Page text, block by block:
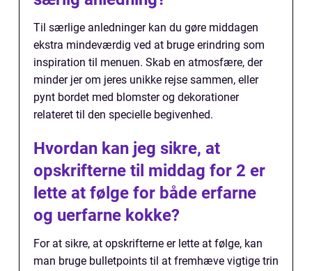
Til særlige anledninger kan du gøre middagen
ekstra mindeværdig ved at bruge erindring som
inspiration til menuen. Skab en atmosfære, der
minder jer om jeres unikke rejse sammen, eller
pynt bordet med blomster og dekorationer
relateret til den specielle begivenhed.
Hvordan kan jeg sikre, at
opskrifterne til middag for 2 er
lette at følge for både erfarne
og uerfarne kokke?
For at sikre, at opskrifterne er lette at følge, kan
man bruge bulletpoints til at fremhæve vigtige trin